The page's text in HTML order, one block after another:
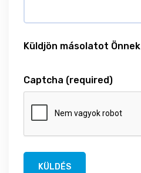
Küldjön másolatot Önnek
Captcha (required)
KÜLDÉS